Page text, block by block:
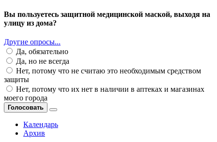
Вы пользуетесь защитной медицинской маской, выходя на
улицу из дома?
Другие опросы...
Да, обязательно
Да, но не всегда
Нет, потому что не считаю это необходимым средством
защиты
Нет, потому что их нет в наличии в аптеках и магазинах
моего города
Голосовать
Календарь
Архив